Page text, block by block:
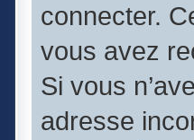
connecter.
vous avez
Si vous
adresse